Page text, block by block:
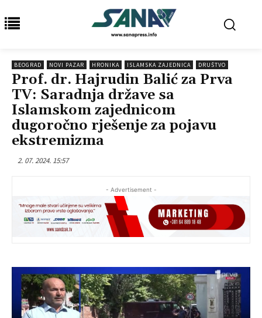
BEOGRAD NOVI PAZAR HRONIKA ISLAMSKA ZAJEDNICA DRUŠTVO
Prof. dr. Hajrudin Balić za Prva
TV: Saradnja države sa
Islamskom zajednicom
dugoročno rješenje za pojavu
ekstremizma
2. 07. 2024. 15:57
- Advertisement -